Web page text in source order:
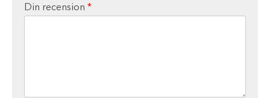
Din recension *